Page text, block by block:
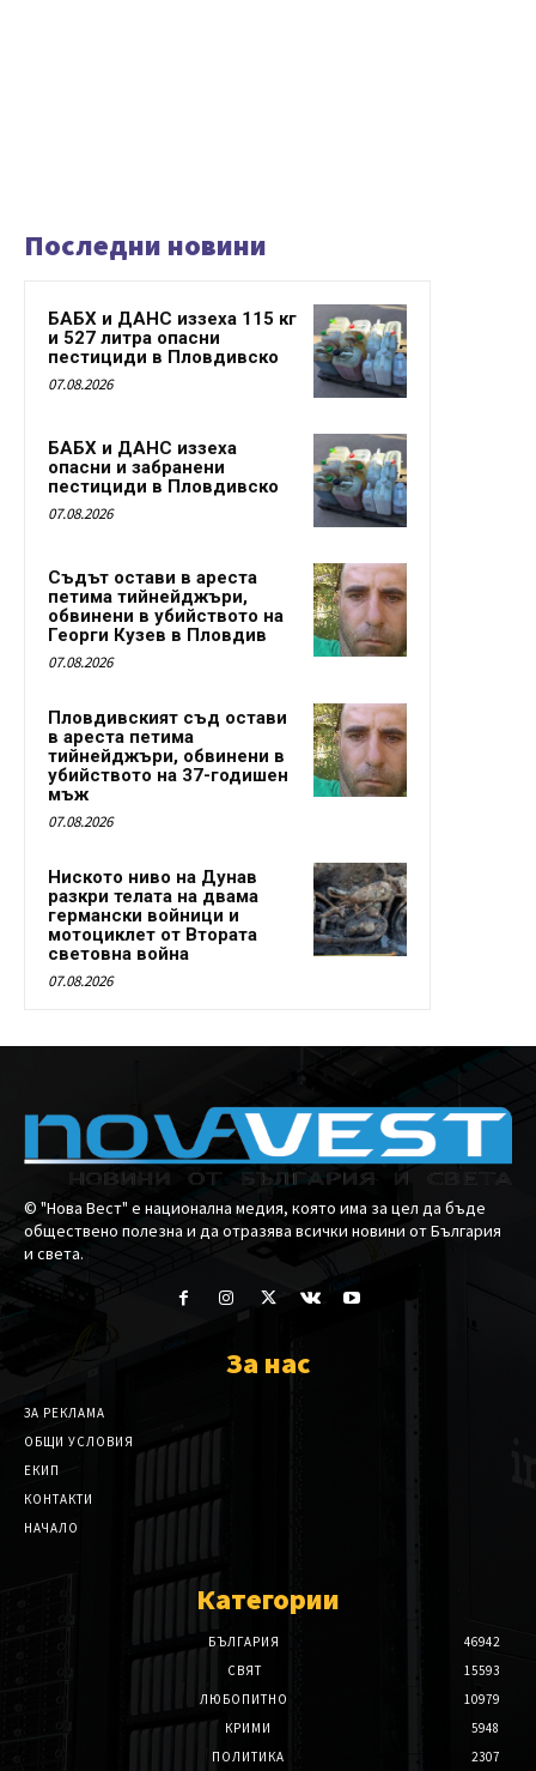
Последни новини
БАБХ и ДАНС иззеха 115 кг
и 527 литра опасни
пестициди в Пловдивско
07.08.2026
БАБХ и ДАНС иззеха
опасни и забранени
пестициди в Пловдивско
07.08.2026
Съдът остави в ареста
петима тийнейджъри,
обвинени в убийството на
Георги Кузев в Пловдив
07.08.2026
Пловдивският съд остави
в ареста петима
тийнейджъри, обвинени в
убийството на 37-годишен
мъж
07.08.2026
Ниското ниво на Дунав
разкри телата на двама
германски войници и
мотоциклет от Втората
световна война
07.08.2026
© "Нова Вест" е национална медия, която има за цел да бъде
обществено полезна и да отразява всички новини от България
и света.
За нас
ЗА РЕКЛАМА
ОБЩИ УСЛОВИЯ
ЕКИП
КОНТАКТИ
НАЧАЛО
Категории
БЪЛГАРИЯ
46942
СВЯТ
15593
ЛЮБОПИТНО
10979
КРИМИ
5948
ПОЛИТИКА
2307